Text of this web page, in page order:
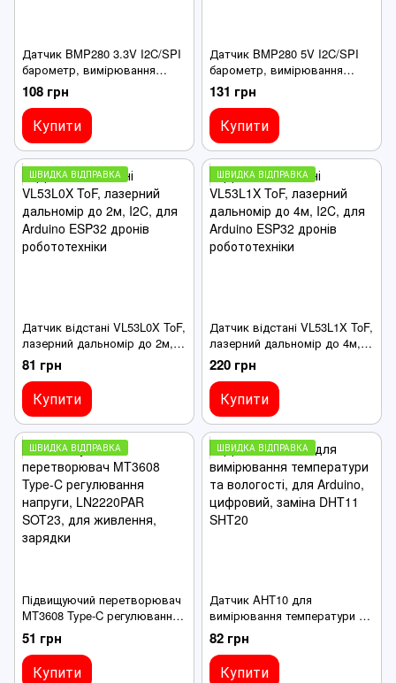
Датчик BMP280 3.3V I2C/SPI
барометр, вимірювання
температури та тиску для
Arduino, ESP32
108 грн
Купити
Датчик BMP280 5V I2C/SPI
барометр, вимірювання
температури та тиску для
Arduino, ESP32
131 грн
Купити
ШВИДКА ВІДПРАВКА
Датчик відстані VL53L0X ToF,
лазерний дальномір до 2м,
I2C, для Arduino ESP32
дронів робототехніки
81 грн
Купити
ШВИДКА ВІДПРАВКА
Датчик відстані VL53L1X ToF,
лазерний дальномір до 4м,
I2C, для Arduino ESP32
дронів робототехніки
220 грн
Купити
ШВИДКА ВІДПРАВКА
Підвищуючий перетворювач
MT3608 Type-C регулювання
напруги, LN2220PAR SOT23,
для живлення, зарядки
51 грн
Купити
ШВИДКА ВІДПРАВКА
Датчик AHT10 для
вимірювання температури та
вологості, для Arduino,
цифровий, заміна DHT11
SHT20
82 грн
Купити